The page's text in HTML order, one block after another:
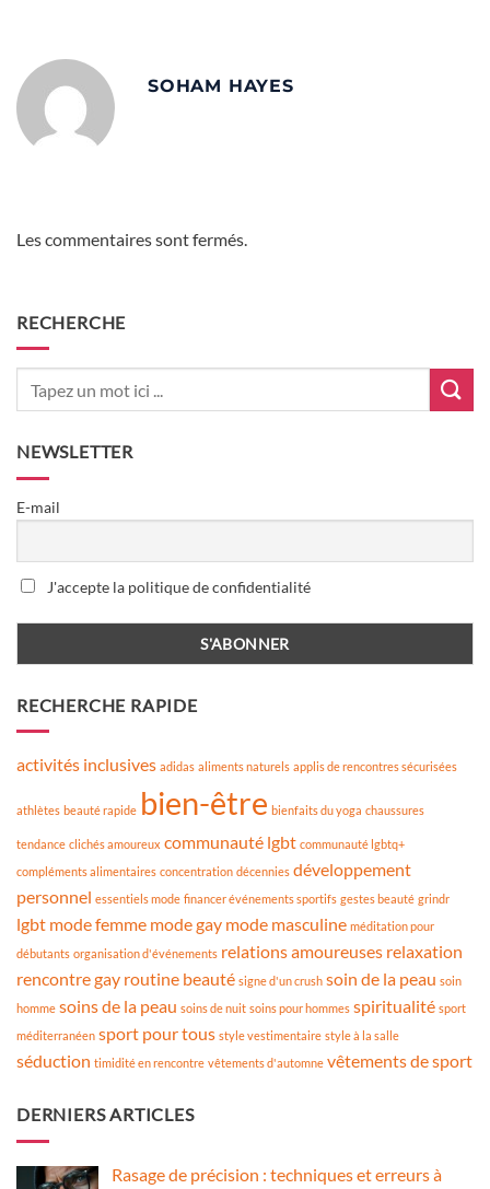
SOHAM HAYES
Les commentaires sont fermés.
RECHERCHE
NEWSLETTER
E-mail
J'accepte la politique de confidentialité
RECHERCHE RAPIDE
activités inclusives adidas aliments naturels applis de rencontres sécurisées
athlètes beauté rapide bien-être bienfaits du yoga chaussures
tendance clichés amoureux communauté lgbt communauté lgbtq+
compléments alimentaires concentration décennies développement
personnel essentiels mode financer événements sportifs gestes beauté grindr
lgbt mode femme mode gay mode masculine méditation pour
débutants organisation d'événements relations amoureuses relaxation
rencontre gay routine beauté signe d'un crush soin de la peau soin
homme soins de la peau soins de nuit soins pour hommes spiritualité sport
méditerranéen sport pour tous style vestimentaire style à la salle
séduction timidité en rencontre vêtements d'automne vêtements de sport
DERNIERS ARTICLES
Rasage de précision : techniques et erreurs à